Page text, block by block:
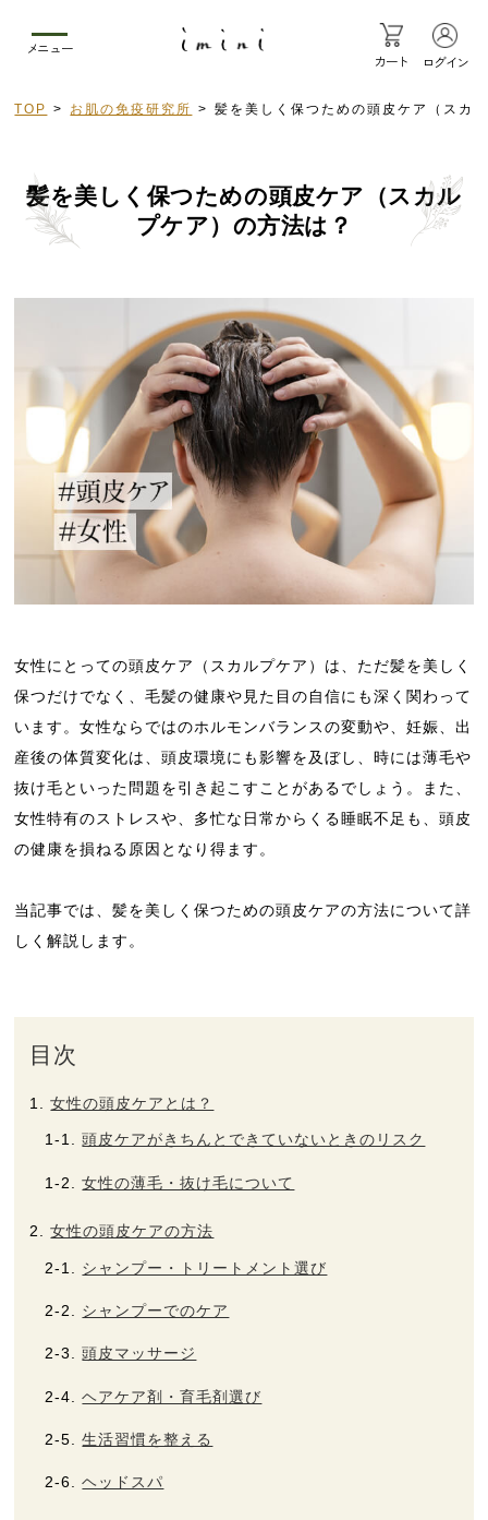
ヘルプ
お買い物ガイド
定期お届けサービス
お問い合せ
メニュー
カート ログイン
TOP お肌の免疫研究所 髪を美しく保つための頭皮ケア（スカ
髪を美しく保つための頭皮ケア（スカル
プケア）の方法は？
女性にとっての頭皮ケア（スカルプケア）は、ただ髪を美しく
保つだけでなく、毛髪の健康や見た目の自信にも深く関わって
います。女性ならではのホルモンバランスの変動や、妊娠、出
産後の体質変化は、頭皮環境にも影響を及ぼし、時には薄毛や
抜け毛といった問題を引き起こすことがあるでしょう。また、
女性特有のストレスや、多忙な日常からくる睡眠不足も、頭皮
の健康を損ねる原因となり得ます。
当記事では、髪を美しく保つための頭皮ケアの方法について詳
しく解説します。
目次
女性の頭皮ケアとは？
頭皮ケアがきちんとできていないときのリスク
女性の薄毛・抜け毛について
女性の頭皮ケアの方法
シャンプー・トリートメント選び
シャンプーでのケア
頭皮マッサージ
ヘアケア剤・育毛剤選び
生活習慣を整える
ヘッドスパ